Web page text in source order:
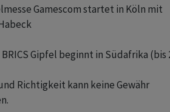
Gamescom startet in Köln mit
Gipfel beginnt in Südafrika (bis
Richtigkeit kann keine Gewähr